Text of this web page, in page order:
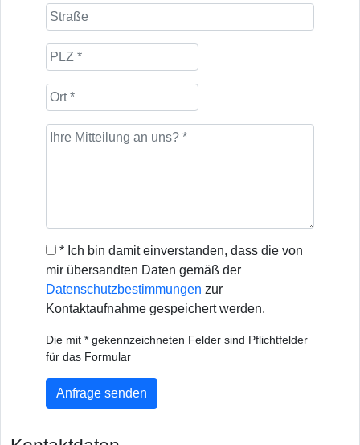
* Ich bin damit einverstanden, dass die von
mir übersandten Daten gemäß der
Datenschutzbestimmungen zur
Kontaktaufnahme gespeichert werden.
Die mit * gekennzeichneten Felder sind Pflichtfelder
für das Formular
Anfrage senden